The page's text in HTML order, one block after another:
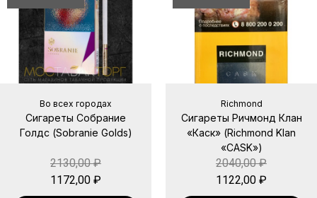
Во всех городах
Сигареты Собрание
Голдс (Sobranie Golds)
2130,00₽
1172,00 ₽
Richmond
Сигареты Ричмонд Клан
«Каск» (Richmond Klan
«CASK»)
2040,00₽
1122,00 ₽